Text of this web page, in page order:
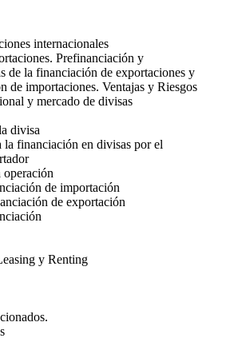
internacionales
Prefinanciación y
de la financiación de exportaciones y
de importaciones. Ventajas y Riesgos
y mercado de divisas
divisa
la financiación en divisas por el
operación
de importación
de exportación
y Renting